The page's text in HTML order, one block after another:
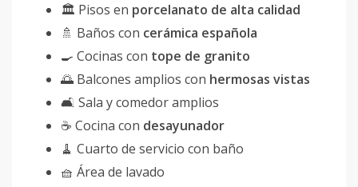
🏛 Pisos en porcelanato de alta calidad
🚿 Baños con cerámica española
🍳 Cocinas con tope de granito
🌅 Balcones amplios con hermosas vistas
🛋 Sala y comedor amplios
☕ Cocina con desayunador
🧹 Cuarto de servicio con baño
🧺 Área de lavado